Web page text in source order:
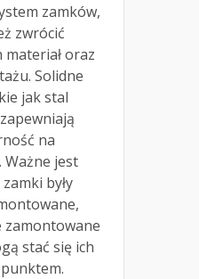
zamków,
zwrócić
materiał oraz
Solidne
jak stal
na
Ważne jest
były
zamontowane
stać się ich